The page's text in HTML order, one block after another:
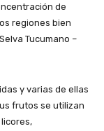
de
regiones bien
Tucumano –
y varias de ellas
frutos se utilizan